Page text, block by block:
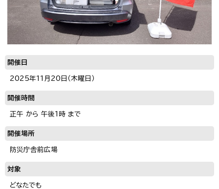
開催日
2025年11月20日（木曜日）
開催時間
正午 から 午後1時 まで
開催場所
防災庁舎前広場
対象
どなたでも